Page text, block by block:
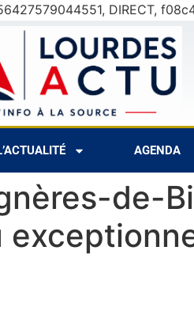
DIRECT,
25°C 7 Août
AGENDA
de-